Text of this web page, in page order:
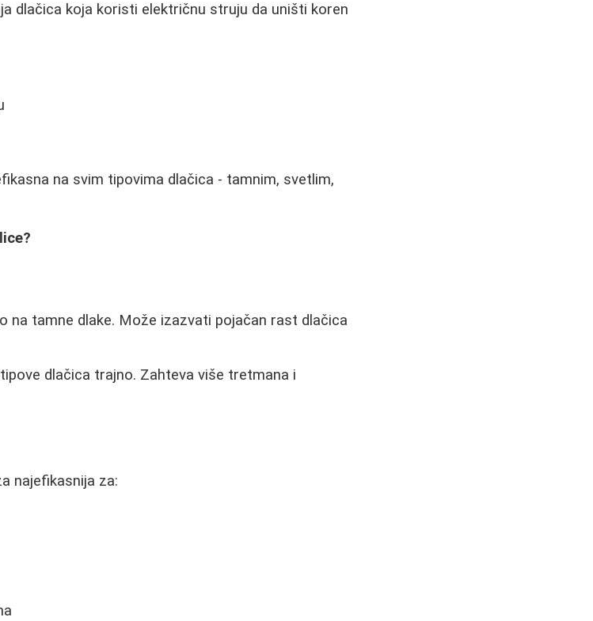
dlačica koja koristi električnu struju da uništi koren
na svim tipovima dlačica - tamnim, svetlim,
na tamne dlake. Može izazvati pojačan rast dlačica
dlačica trajno. Zahteva više tretmana i
najefikasnija za: